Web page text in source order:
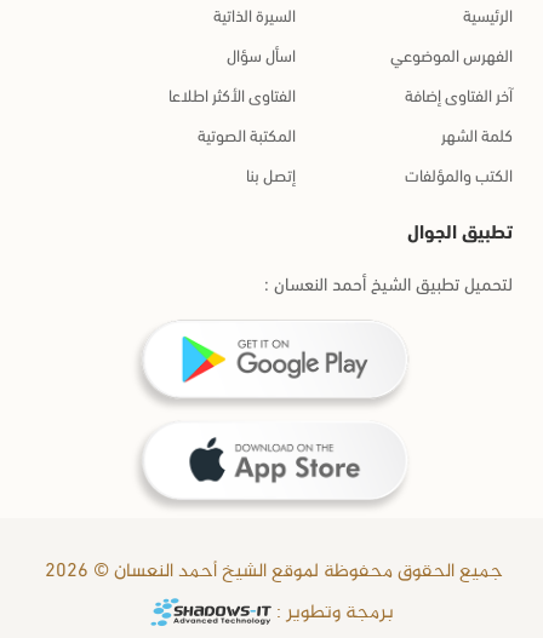
الرئيسية
السيرة الذاتية
الفهرس الموضوعي
اسأل سؤال
آخر الفتاوى إضافة
الفتاوى الأكثر اطلاعا
كلمة الشهر
المكتبة الصوتية
الكتب والمؤلفات
إتصل بنا
تطبيق الجوال
لتحميل تطبيق الشيخ أحمد النعسان :
جميع الحقوق محفوظة لموقع الشيخ أحمد النعسان © 2026
برمجة وتطوير :